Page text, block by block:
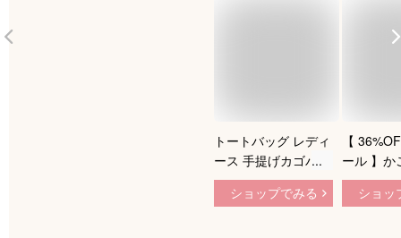
トートバッグ レディ
ース 手提げカゴバッ
グ 冬 軽量 A4 ファス
ナー付き ミニトート
ショップでみる
【
ール 】か
トート
ダーバ
ショッ